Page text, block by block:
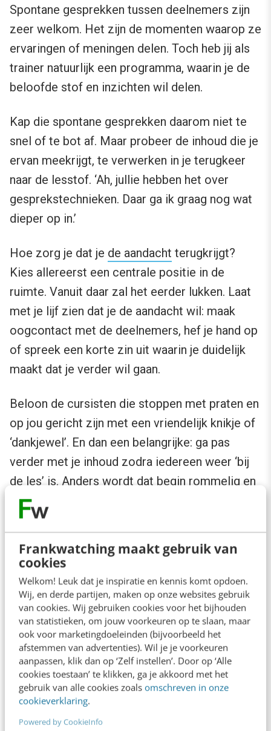
Frankwatching maakt gebruik van
cookies
Welkom! Leuk dat je inspiratie en kennis komt opdoen.
Wij, en derde partijen, maken op onze websites gebruik
van cookies. Wij gebruiken cookies voor het bijhouden
van statistieken, om jouw voorkeuren op te slaan, maar
ook voor marketingdoeleinden (bijvoorbeeld het
afstemmen van advertenties). Wil je je voorkeuren
aanpassen, klik dan op ‘Zelf instellen’. Door op ‘Alle
cookies toestaan’ te klikken, ga je akkoord met het
gebruik van alle cookies zoals omschreven in onze
cookieverklaring.
Powered by CookieInfo
Spontane gesprekken tussen deelnemers zijn
zeer welkom. Het zijn de momenten waarop ze
ervaringen of meningen delen. Toch heb jij als
trainer natuurlijk een programma, waarin je de
beloofde stof en inzichten wil delen.
Kap die spontane gesprekken daarom niet te
snel of te bot af. Maar probeer de inhoud die je
ervan meekrijgt, te verwerken in je terugkeer
naar de lesstof. ‘Ah, jullie hebben het over
gesprekstechnieken. Daar ga ik graag nog wat
dieper op in.’
Hoe zorg je dat je de aandacht terugkrijgt?
Kies allereerst een centrale positie in de
ruimte. Vanuit daar zal het eerder lukken. Laat
met je lijf zien dat je de aandacht wil: maak
oogcontact met de deelnemers, hef je hand op
of spreek een korte zin uit waarin je duidelijk
maakt dat je verder wil gaan.
Beloon de cursisten die stoppen met praten en
op jou gericht zijn met een vriendelijk knikje of
‘dankjewel’. En dan een belangrijke: ga pas
verder met je inhoud zodra iedereen weer ‘bij
de les’ is. Anders wordt dat begin rommelig en
zul je zien dat veel mensen de eerste inhoud
niet meekrijgen.
5. Ga slim om met lastige deelnemers
Tja, en dan heb je nog de lastige deelnemers.
Bijvoorbeeld iemand die praatgraag is of lang
van stof, dat de rest van de groep nauwelijks
ruimte voelt om hun ervaringen te delen. Het
kan ook iemand zijn die superkritisch of knorrig
is, waardoor de positieve energie langzaam
wegsijpelt uit jouw training. Dat moet je niet